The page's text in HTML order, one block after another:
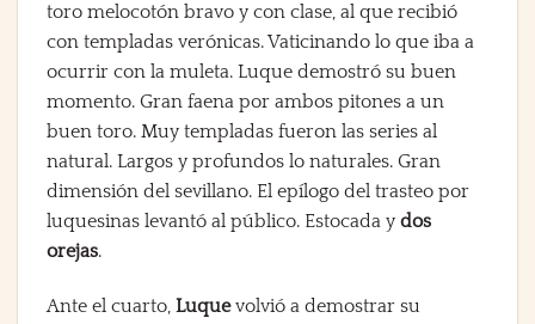
toro melocotón bravo y con clase, al que recibió
con templadas verónicas. Vaticinando lo que iba a
ocurrir con la muleta. Luque demostró su buen
momento. Gran faena por ambos pitones a un
buen toro. Muy templadas fueron las series al
natural. Largos y profundos lo naturales. Gran
dimensión del sevillano. El epílogo del trasteo por
luquesinas levantó al público. Estocada y dos
orejas.
Ante el cuarto, Luquevolvió a demostrar su